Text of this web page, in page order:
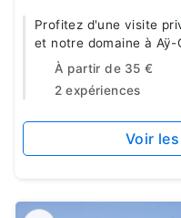
Profitez d'une visite
et notre domaine à Aÿ-
À partir de 35 €
2 expériences
Voir